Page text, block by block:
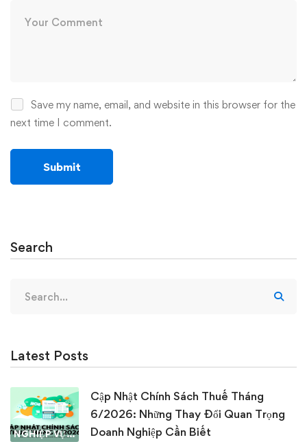
Save my name, email, and website in this browser for the
next time I comment.
Search
for:
Latest Posts
NGHIỆP VỤ KẾ TOÁN & THUẾ
Cập Nhật Chính Sách Thuế Tháng
6/2026: Những Thay Đổi Quan Trọng
Doanh Nghiệp Cần Biết